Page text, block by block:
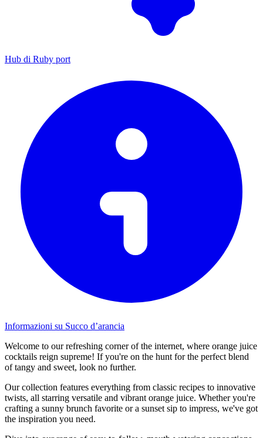
Hub di Ruby port
Informazioni su Succo d’arancia
Welcome to our refreshing corner of the internet, where orange juice
cocktails reign supreme! If you're on the hunt for the perfect blend
of tangy and sweet, look no further.
Our collection features everything from classic recipes to innovative
twists, all starring versatile and vibrant orange juice. Whether you're
crafting a sunny brunch favorite or a sunset sip to impress, we've got
the inspiration you need.